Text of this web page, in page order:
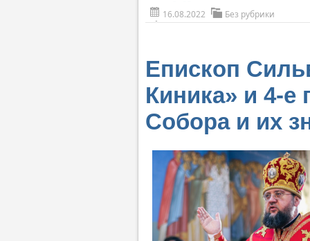
16.08.2022 Без рубрики
Епископ
Киника» и 4-е
Собора и их